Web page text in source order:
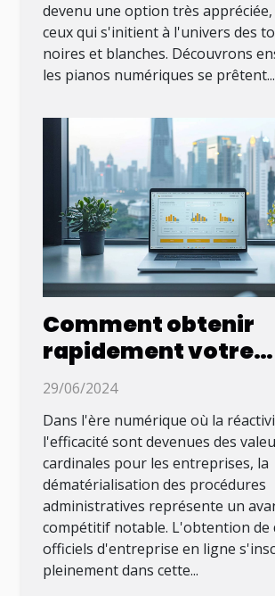
devenu une option très
ceux qui s'initient à l'univers des
noires et blanches. Découvrons
les pianos numériques se prêtent...
Comment obtenir
rapidement votre
document officiel
29/06/2024
Dans l'ère numérique où la
l'efficacité sont devenues des
cardinales pour les entreprises, la
dématérialisation des procédures
administratives représente un
compétitif notable. L'obtention de
officiels d'entreprise en ligne
pleinement dans cette...